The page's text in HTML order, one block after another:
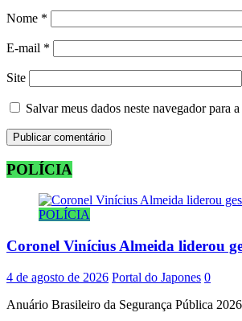
Nome *
E-mail *
Site
Salvar meus dados neste navegador para
POLÍCIA
POLÍCIA
Coronel Vinícius Almeida liderou
4 de agosto de 2026 Portal do Japones 0
Anuário Brasileiro da Segurança Pública